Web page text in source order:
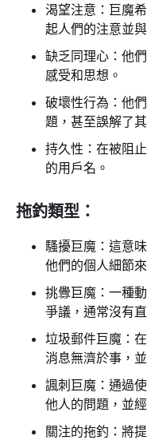
渴望注意：巨魔
起人們的注意並
缺乏同理心：他
感受和思想。
破壞性行為：他
題，甚至誤解了
持久性：在被阻
的用戶名。
拖釣類型：
騷擾巨魔：這意
他們的個人細節
挑釁巨魔：一種
爭議，通常沒有
垃圾郵件巨魔：
消息無濟於事，
諷刺巨魔：通過
他人的問題，並
關注的拖釣：將